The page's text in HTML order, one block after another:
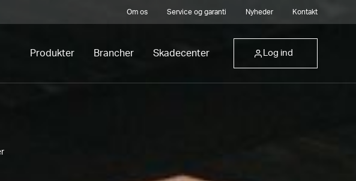
Om os Service og garanti Nyheder Kontakt
Produkter Brancher Skadecenter Log ind